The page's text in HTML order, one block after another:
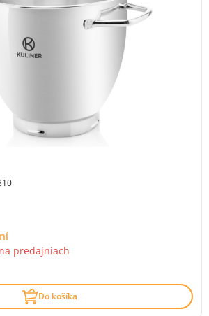
na predajniach
Do košíka